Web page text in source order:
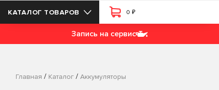
КАТАЛОГ ТОВАРОВ 0 ₽
Запись на сервис
Главная / Каталог / Аккумуляторы